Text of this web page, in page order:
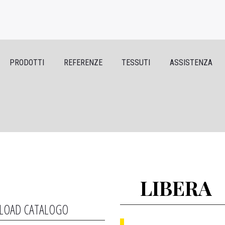
PRODOTTI REFERENZE TESSUTI ASSISTENZA
CATALOGO
LIBERA